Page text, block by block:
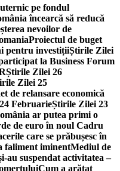
pe fondul
încearcă să reducă
nevoilor de
Proiectul de buget
pentru investițiiȘtirile Zilei
la Business Forum
Știrile Zilei 26
Zilei 25
de relansare economică
FebruarieȘtirile Zilei 23
ar putea primi o
de euro în noul Cadru
care se prăbușesc în
faliment iminentMediul de
au suspendat activitatea –
Cum a arătat